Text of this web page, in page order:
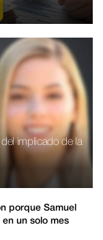
del implicado de la
porque Samuel
un solo mes